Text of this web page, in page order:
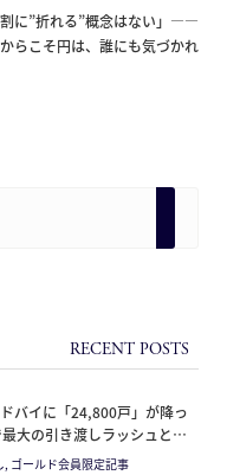
に”折れる”概念はない」——
らこそ円は、誰にも気づかれ
バイに「24,800戸」が降っ
大の引き渡しラッシュと、
”。2027年の供給ピーク
, ゴールド会員限定記事